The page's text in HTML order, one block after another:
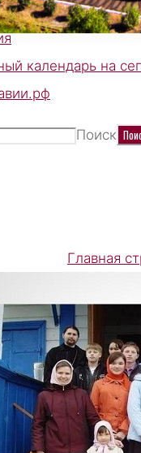
Главная
календарь на
Поиск